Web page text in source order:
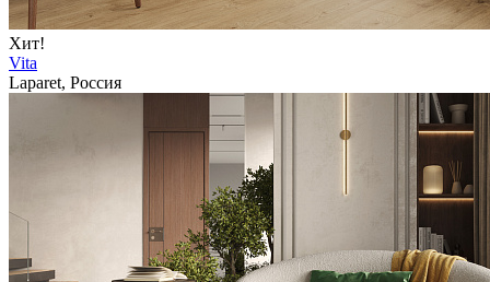
Хит!
Vita
Laparet, Россия